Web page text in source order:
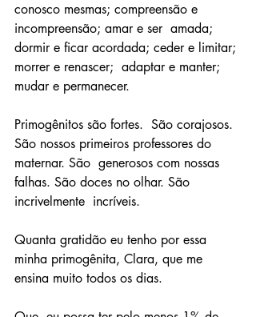
conosco mesmas; compreensão e
incompreensão; amar e ser  amada;
dormir e ficar acordada; ceder e limitar;
morrer e renascer;  adaptar e manter;
mudar e permanecer.
Primogênitos são fortes.  São corajosos.
São nossos primeiros professores do
maternar. São  generosos com nossas
falhas. São doces no olhar. São
incrivelmente  incríveis.
Quanta gratidão eu tenho por essa
minha primogênita, Clara, que me
ensina muito todos os dias.